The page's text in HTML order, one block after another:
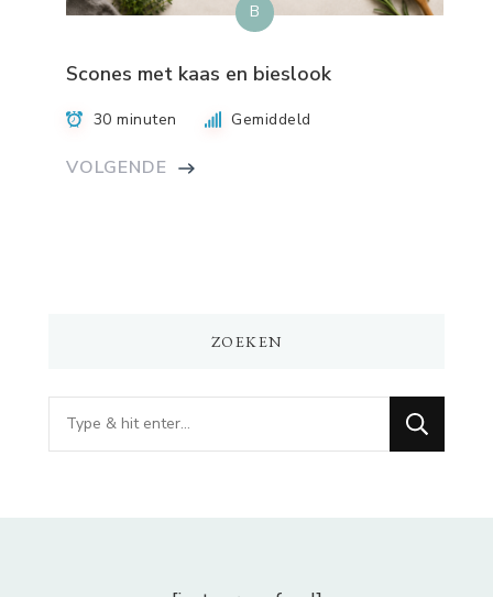
B
Scones met kaas en bieslook
30 minuten Gemiddeld
VOLGENDE
ZOEKEN
Op
zoek